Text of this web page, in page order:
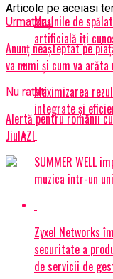
Articole pe aceiasi
Urmatorul
Anunț neașteptat pe
va numi și cum va
Nu ratati
Alertă pentru românii
JiulAZI
Mașinile de
artificială îți
Maximizarea
integrate și
SUMMER WELL
muzica intr-un
Zyxel Networks
securitate a
de servicii de